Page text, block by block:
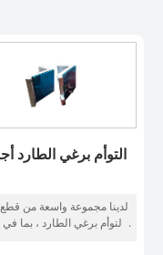
التوأم برغي الطارد
لدينا مجموعة واسعة من قطع
التوأم برغي الطارد ، بما